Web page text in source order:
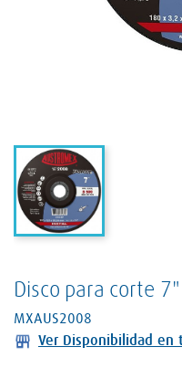
Disco para corte
MXAUS2008
Ver Disponibilidad en